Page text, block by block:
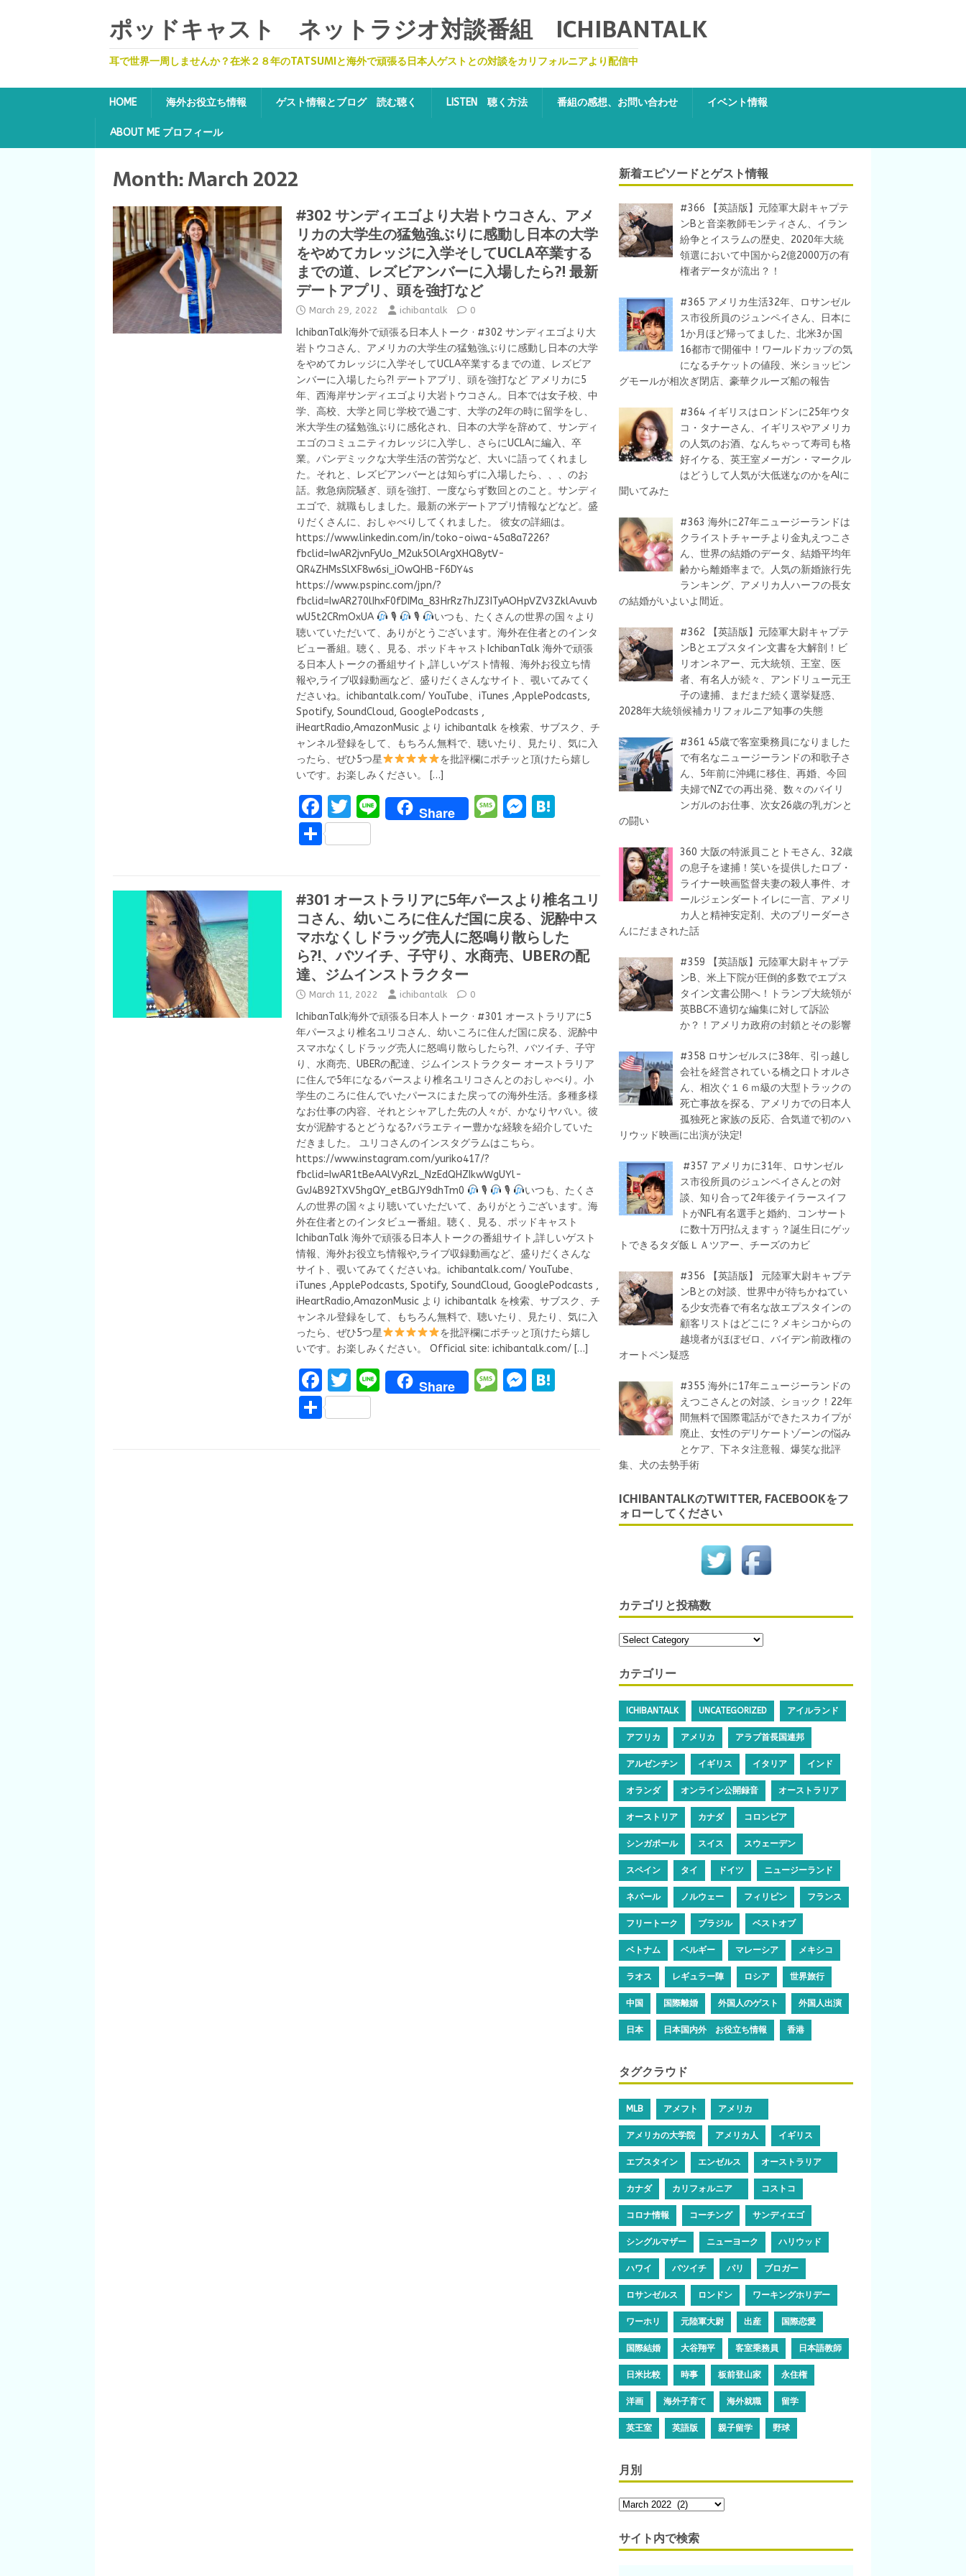
ポッドキャスト ネットラジオ対談番組 ICHIBANTALK
耳で世界一周しませんか？在米２８年のTATSUMIと海外で頑張る日本人ゲストとの対談をカリフォルニアより配信中
HOME 海外お役立ち情報 ゲスト情報とブログ 読む聴く LISTEN 聴く方法 番組の感想、お問い合わせ イベント情報
ABOUT ME プロフィール
Month:March 2022
#302 サンディエゴより大岩トウコさん、アメ
リカの大学生の猛勉強ぶりに感動し日本の大学
をやめてカレッジに入学そしてUCLA卒業する
までの道、レズビアンバーに入場したら?! 最新
デートアプリ、頭を強打など
March 29, 2022 ichibantalk 0
IchibanTalk海外で頑張る日本人トーク · #302 サンディエゴより大
岩トウコさん、アメリカの大学生の猛勉強ぶりに感動し日本の大学
をやめてカレッジに入学そしてUCLA卒業するまでの道、レズビア
ンバーに入場したら?! デートアプリ、頭を強打など アメリカに5
年、西海岸サンディエゴより大岩トウコさん。日本では女子校、中
学、高校、大学と同じ学校で過ごす、大学の2年の時に留学をし、
米大学生の猛勉強ぶりに感化され、日本の大学を辞めて、サンディ
エゴのコミュニティカレッジに入学し、さらにUCLAに編入、卒
業。パンデミックな大学生活の苦労など、大いに語ってくれまし
た。それと、レズビアンバーとは知らずに入場したら、、、のお
話。救急病院騒ぎ、頭を強打、一度ならず数回とのこと。サンディ
エゴで、就職もしました。最新の米デートアプリ情報などなど。盛
りだくさんに、おしゃべりしてくれました。 彼女の詳細は。
https://www.linkedin.com/in/toko-oiwa-45a8a7226?
fbclid=IwAR2jvnFyUo_M2uk5OlArgXHQ8ytV-
QR4ZHMsSlXF8w6si_iOwQHB-F6DY4s
https://www.pspinc.com/jpn/?
fbclid=IwAR270lIhxF0fDIMa_83HrRz7hJZ3ITyAOHpVZV3ZklAvuvb
wU5t2CRmOxUA
🎙 🎙
いつも、たくさんの世界の国々より
聴いていただいて、ありがとうございます。海外在住者とのインタ
ビュー番組。聴く、見る、ポッドキャストIchibanTalk 海外で頑張
る日本人トークの番組サイト,詳しいゲスト情報、海外お役立ち情
報や,ライブ収録動画など、盛りだくさんなサイト、覗いてみてく
ださいね。ichibantalk.com/ YouTube、iTunes ,ApplePodcasts,
Spotify, SoundCloud, GooglePodcasts ,
iHeartRadio,AmazonMusic より ichibantalk を検索、サブスク、チ
ャンネル登録をして、もちろん無料で、聴いたり、見たり、気に入
ったら、ぜひ5つ星
を批評欄にポチッと頂けたら嬉し
いです。お楽しみください。
[…]
F
a
ce
o
o
k
T
w
it
r
Li
n
Share
M
g
e
M
g
er
a
S
e
#301 オーストラリアに5年パースより椎名ユリ
コさん、幼いころに住んだ国に戻る、泥酔中ス
マホなくしドラッグ売人に怒鳴り散らした
ら?!、バツイチ、子守り、水商売、UBERの配
達、ジムインストラクター
March 11, 2022 ichibantalk 0
IchibanTalk海外で頑張る日本人トーク · #301 オーストラリアに5
年パースより椎名ユリコさん、幼いころに住んだ国に戻る、泥酔中
スマホなくしドラッグ売人に怒鳴り散らしたら?!、バツイチ、子守
り、水商売、UBERの配達、ジムインストラクター オーストラリア
に住んで5年になるパースより椎名ユリコさんとのおしゃべり。小
学生のころに住んでいたパースにまた戻っての海外生活。多種多様
なお仕事の内容、それとシャアした先の人々が、かなりヤバい。彼
女が泥酔するとどうなる?バラエティー豊かな経験を紹介していた
だきました。 ユリコさんのインスタグラムはこちら。
https://www.instagram.com/yuriko417/?
fbclid=IwAR1tBeAAlVyRzL_NzEdQHZIkwWgUYl-
GvJ4B92TXV5hgQY_etBGJY9dhTm0
🎙 🎙
いつも、たくさ
んの世界の国々より聴いていただいて、ありがとうございます。海
外在住者とのインタビュー番組。聴く、見る、ポッドキャスト
IchibanTalk 海外で頑張る日本人トークの番組サイト,詳しいゲスト
情報、海外お役立ち情報や,ライブ収録動画など、盛りだくさんな
サイト、覗いてみてくださいね。ichibantalk.com/ YouTube、
iTunes ,ApplePodcasts, Spotify, SoundCloud, GooglePodcasts ,
iHeartRadio,AmazonMusic より ichibantalk を検索、サブスク、チ
ャンネル登録をして、もちろん無料で、聴いたり、見たり、気に入
ったら、ぜひ5つ星
を批評欄にポチッと頂けたら嬉し
いです。お楽しみください。 Official site: ichibantalk.com/ […]
F
a
ce
T
w
it
Li
n
Share
M M
S
新着エピソードとゲスト情報
#366 【英語版】元陸軍大尉キャプテ
ンBと音楽教師モンティさん、イラン
紛争とイスラムの歴史、2020年大統
領選において中国から2億2000万の有
権者データが流出？！
#365 アメリカ生活32年、ロサンゼル
ス市役所員のジュンペイさん、日本に
1か月ほど帰ってました、北米3か国
16都市で開催中！ワールドカップの気
になるチケットの値段、米ショッピン
グモールが相次ぎ閉店、豪華クルーズ船の報告
#364 イギリスはロンドンに25年ウタ
コ・タナーさん、イギリスやアメリカ
の人気のお酒、なんちゃって寿司も格
好イケる、英王室メーガン・マークル
はどうして人気が大低迷なのかをAIに
聞いてみた
#363 海外に27年ニュージーランドは
クライストチャーチより金丸えつこさ
ん、世界の結婚のデータ、結婚平均年
齢から離婚率まで。人気の新婚旅行先
ランキング、アメリカ人ハーフの長女
の結婚がいよいよ間近。
#362 【英語版】元陸軍大尉キャプテ
ンBとエプスタイン文書を大解剖！ビ
リオンネアー、元大統領、王室、医
者、有名人が続々、アンドリュー元王
子の逮捕、まだまだ続く選挙疑惑、
2028年大統領候補カリフォルニア知事の失態
#361 45歳で客室乗務員になりました
で有名なニュージーランドの和歌子さ
ん、5年前に沖縄に移住、再婚、今回
夫婦でNZでの再出発、数々のバイリ
ンガルのお仕事、次女26歳の乳ガンと
の闘い
360 大阪の特派員ことトモさん、32歳
の息子を逮捕！笑いを提供したロブ・
ライナー映画監督夫妻の殺人事件、オ
ールジェンダートイレに一言、アメリ
カ人と精神安定剤、犬のブリーダーさ
んにだまされた話
#359 【英語版】元陸軍大尉キャプテ
ンB、米上下院が圧倒的多数でエプス
タイン文書公開へ！トランプ大統領が
英BBC不適切な編集に対して訴訟
か？！アメリカ政府の封鎖とその影響
#358 ロサンゼルスに38年、引っ越し
会社を経営されている橋之口トオルさ
ん、相次ぐ１６ｍ級の大型トラックの
死亡事故を探る、アメリカでの日本人
孤独死と家族の反応、合気道で初のハ
リウッド映画に出演が決定!
#357 アメリカに31年、ロサンゼル
ス市役所員のジュンペイさんとの対
談、知り合って2年後テイラースイフ
トがNFL有名選手と婚約、コンサート
に数十万円払えますぅ？誕生日にゲッ
トできるタダ飯ＬＡツアー、チーズのカビ
#356 【英語版】 元陸軍大尉キャプテ
ンBとの対談、世界中が待ちかねてい
る少女売春で有名な故エプスタインの
顧客リストはどこに？メキシコからの
越境者がほぼゼロ、バイデン前政権の
オートペン疑惑
#355 海外に17年ニュージーランドの
えつこさんとの対談、ショック！22年
間無料で国際電話ができたスカイプが
廃止、女性のデリケートゾーンの悩み
とケア、下ネタ注意報、爆笑な批評
集、犬の去勢手術
ICHIBANTALKのTWITTER, FACEBOOKをフ
ォローしてください
カテゴリと投稿数
カテゴリー
ICHIBANTALK UNCATEGORIZED アイルランド
アフリカ アメリカ アラブ首長国連邦
アルゼンチン イギリス イタリア インド
オランダ オンライン公開録音 オーストラリア
オーストリア カナダ コロンビア
シンガポール スイス スウェーデン
スペイン タイ ドイツ ニュージーランド
ネパール ノルウェー フィリピン フランス
フリートーク ブラジル ベストオブ
ベトナム ベルギー マレーシア メキシコ
ラオス レギュラー陣 ロシア 世界旅行
中国 国際離婚 外国人のゲスト 外国人出演
日本 日本国内外 お役立ち情報 香港
タグクラウド
MLB アメフト アメリカ
アメリカの大学院 アメリカ人 イギリス
エプスタイン エンゼルス オーストラリア
カナダ カリフォルニア コストコ
コロナ情報 コーチング サンディエゴ
シングルマザー ニューヨーク ハリウッド
ハワイ バツイチ パリ ブロガー
ロサンゼルス ロンドン ワーキングホリデー
ワーホリ 元陸軍大尉 出産 国際恋愛
国際結婚 大谷翔平 客室乗務員 日本語教師
日米比較 時事 板前登山家 永住権
洋画 海外子育て 海外就職 留学
英王室 英語版 親子留学 野球
月別
サイト内で検索